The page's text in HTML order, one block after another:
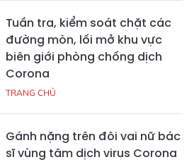
Tuần tra, kiểm soát chặt các
đường mòn, lối mở khu vực
biên giới phòng chống dịch
Corona
TRANG CHỦ
Gánh nặng trên đôi vai nữ bác
sĩ vùng tâm dịch virus Corona